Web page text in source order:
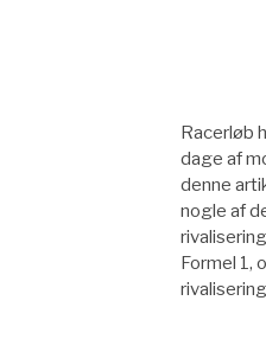
Racerløb
dage af
denne
nogle af
Formel 1,